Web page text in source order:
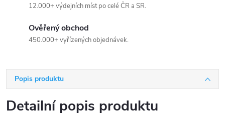
12.000+ výdejních míst po celé ČR a SR.
Ověřený obchod
450.000+ vyřízených objednávek.
Popis produktu
Detailní popis produktu